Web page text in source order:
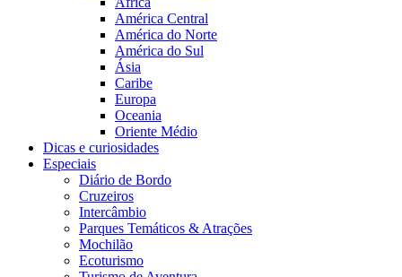
América Central
América do Norte
América do Sul
Ásia
Caribe
Europa
Oceania
Oriente Médio
Dicas e curiosidades
Especiais
Diário de Bordo
Cruzeiros
Intercâmbio
Parques Temáticos & Atrações
Mochilão
Ecoturismo